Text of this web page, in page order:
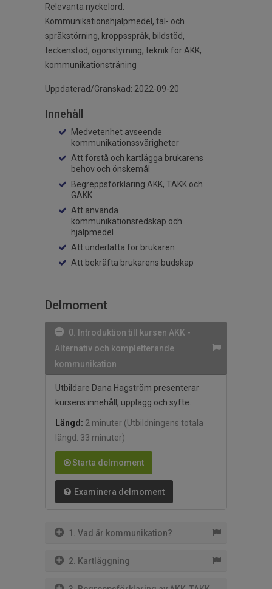
Relevanta nyckelord:
Kommunikationshjälpmedel, tal- och
språkstörning, kroppsspråk, bildstöd,
teckenstöd, ögonstyrning, teknik för AKK,
kommunikationsträning
Uppdaterad/Granskad: 2022-09-20
Innehåll
Medvetenhet avseende
kommunikationssvårigheter
Att förstå och kartlägga brukarens
behov och önskemål
Begreppsförklaring AKK, TAKK och
GAKK
Att använda
kommunikationsredskap och
hjälpmedel
Att underlätta för brukaren
Att bekräfta brukarens budskap
Delmoment
0. Introduktion till kursen AKK -
Alternativ och kompletterande
kommunikation
Utbildare Dana Hagström presenterar
kursens innehåll, upplägg och syfte.
Längd: 2 minuter (Utbildningens totala
längd: 33 minuter)
Starta delmoment
Examinera delmoment
1. Vad är kommunikation?
2. Kartläggning